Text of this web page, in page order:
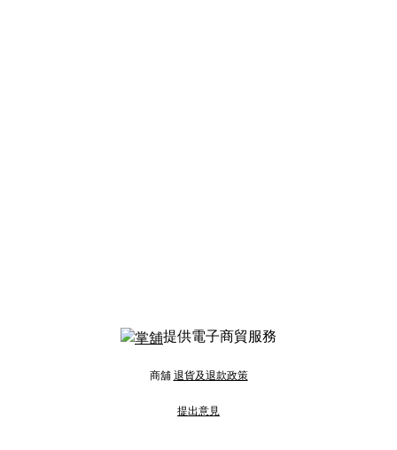
提供電子商貿服務
商舖 退貨及退款政策
提出意見